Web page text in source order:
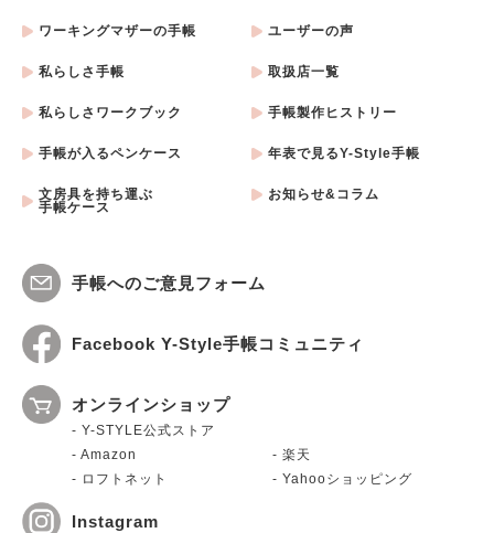
ワーキングマザーの手帳
私らしさ手帳
私らしさワークブック
手帳が入るペンケース
文房具を持ち運ぶ
手帳ケース
ユーザーの声
取扱店一覧
手帳製作ヒストリー
年表で見るY-Style手帳
お知らせ&コラム
手帳へのご意見フォーム
Facebook Y-Style手帳コミュニティ
オンラインショップ
Y-STYLE公式ストア
Amazon
楽天
ロフトネット
Yahooショッピング
Instagram